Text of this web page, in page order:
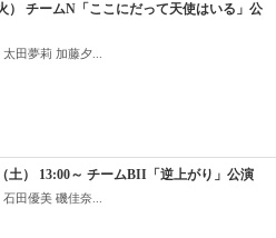
） チームN「ここにだって天使はいる」公
田夢莉 加藤夕...
土） 13:00～ チームBII「逆上がり」公演
田優美 磯佳奈...